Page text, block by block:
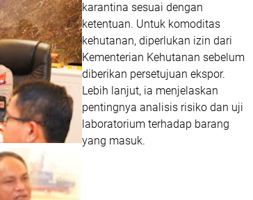
karantina sesuai dengan
ketentuan. Untuk komoditas
kehutanan, diperlukan izin dari
Kementerian Kehutanan sebelum
diberikan persetujuan ekspor.
Lebih lanjut, ia menjelaskan
pentingnya analisis risiko dan uji
laboratorium terhadap barang
yang masuk.